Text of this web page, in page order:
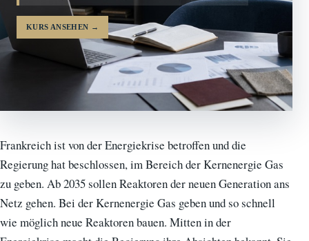
KURS ANSEHEN →
Frankreich ist von der Energiekrise betroffen und die
Regierung hat beschlossen, im Bereich der Kernenergie Gas
zu geben. Ab 2035 sollen Reaktoren der neuen Generation ans
Netz gehen. Bei der Kernenergie Gas geben und so schnell
wie möglich neue Reaktoren bauen. Mitten in der